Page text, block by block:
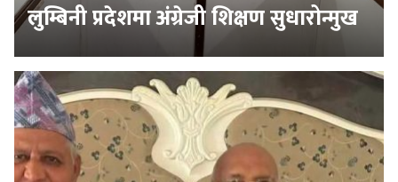
लुम्बिनी प्रदेशमा अंग्रेजी शिक्षण सुधारोन्मुख